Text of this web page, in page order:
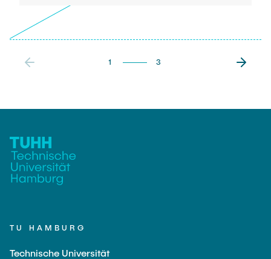
1 3
TU HAMBURG
Technische Universität